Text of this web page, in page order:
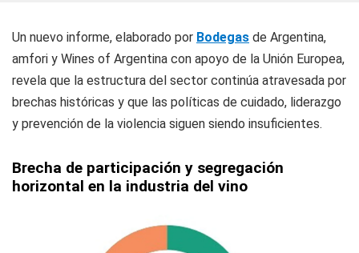
Un nuevo informe, elaborado por Bodegas de Argentina,
amfori y Wines of Argentina con apoyo de la Unión Europea,
revela que la estructura del sector continúa atravesada por
brechas históricas y que las políticas de cuidado, liderazgo
y prevención de la violencia siguen siendo insuficientes.
Brecha de participación y segregación
horizontal en la industria del vino